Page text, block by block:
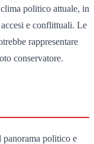
politico attuale, in
e conflittuali. Le
rappresentare
conservatore.
politico e